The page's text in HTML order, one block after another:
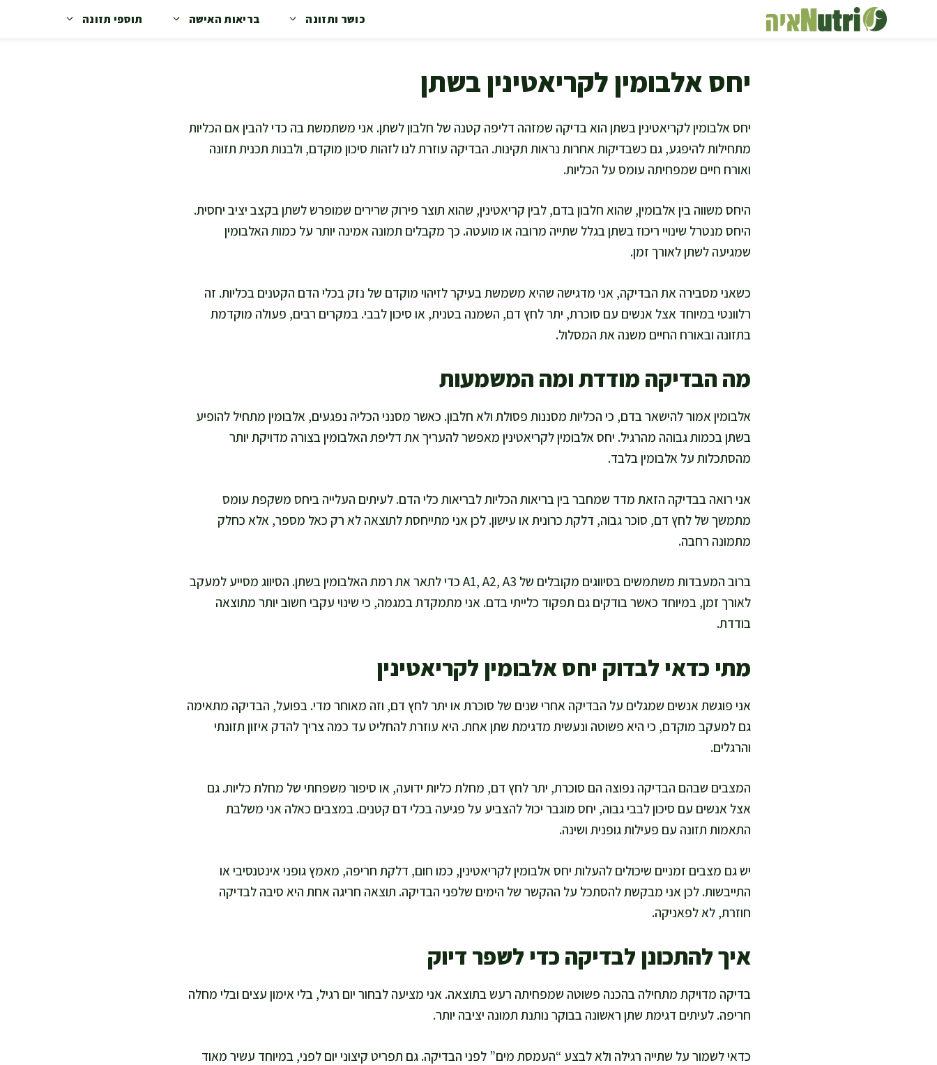
כושר ותזונה בריאות האישה תוספי תזונה
יחס אלבומין לקריאטינין בשתן
יחס אלבומין לקריאטינין בשתן הוא בדיקה שמזהה דליפה קטנה של חלבון לשתן. אני משתמשת בה כדי להבין אם הכליות
מתחילות להיפגע, גם כשבדיקות אחרות נראות תקינות. הבדיקה עוזרת לנו לזהות סיכון מוקדם, ולבנות תכנית תזונה
ואורח חיים שמפחיתה עומס על הכליות.
היחס משווה בין אלבומין, שהוא חלבון בדם, לבין קריאטינין, שהוא תוצר פירוק שרירים שמופרש לשתן בקצב יציב יחסית.
היחס מנטרל שינויי ריכוז בשתן בגלל שתייה מרובה או מועטה. כך מקבלים תמונה אמינה יותר על כמות האלבומין
שמגיעה לשתן לאורך זמן.
כשאני מסבירה את הבדיקה, אני מדגישה שהיא משמשת בעיקר לזיהוי מוקדם של נזק בכלי הדם הקטנים בכליות. זה
רלוונטי במיוחד אצל אנשים עם סוכרת, יתר לחץ דם, השמנה בטנית, או סיכון לבבי. במקרים רבים, פעולה מוקדמת
בתזונה ובאורח החיים משנה את המסלול.
מה הבדיקה מודדת ומה המשמעות
אלבומין אמור להישאר בדם, כי הכליות מסננות פסולת ולא חלבון. כאשר מסנני הכליה נפגעים, אלבומין מתחיל להופיע
בשתן בכמות גבוהה מהרגיל. יחס אלבומין לקריאטינין מאפשר להעריך את דליפת האלבומין בצורה מדויקת יותר
מהסתכלות על אלבומין בלבד.
אני רואה בבדיקה הזאת מדד שמחבר בין בריאות הכליות לבריאות כלי הדם. לעיתים העלייה ביחס משקפת עומס
מתמשך של לחץ דם, סוכר גבוה, דלקת כרונית או עישון. לכן אני מתייחסת לתוצאה לא רק כאל מספר, אלא כחלק
מתמונה רחבה.
ברוב המעבדות משתמשים בסיווגים מקובלים של A1, A2, A3 כדי לתאר את רמת האלבומין בשתן. הסיווג מסייע למעקב
לאורך זמן, במיוחד כאשר בודקים גם תפקוד כלייתי בדם. אני מתמקדת במגמה, כי שינוי עקבי חשוב יותר מתוצאה
בודדת.
מתי כדאי לבדוק יחס אלבומין לקריאטינין
אני פוגשת אנשים שמגלים על הבדיקה אחרי שנים של סוכרת או יתר לחץ דם, וזה מאוחר מדי. בפועל, הבדיקה מתאימה
גם למעקב מוקדם, כי היא פשוטה ונעשית מדגימת שתן אחת. היא עוזרת להחליט עד כמה צריך להדק איזון תזונתי
והרגלים.
המצבים שבהם הבדיקה נפוצה הם סוכרת, יתר לחץ דם, מחלת כליות ידועה, או סיפור משפחתי של מחלת כליות. גם
אצל אנשים עם סיכון לבבי גבוה, יחס מוגבר יכול להצביע על פגיעה בכלי דם קטנים. במצבים כאלה אני משלבת
התאמות תזונה עם פעילות גופנית ושינה.
יש גם מצבים זמניים שיכולים להעלות יחס אלבומין לקריאטינין, כמו חום, דלקת חריפה, מאמץ גופני אינטנסיבי או
התייבשות. לכן אני מבקשת להסתכל על ההקשר של הימים שלפני הבדיקה. תוצאה חריגה אחת היא סיבה לבדיקה
חוזרת, לא לפאניקה.
איך להתכונן לבדיקה כדי לשפר דיוק
בדיקה מדויקת מתחילה בהכנה פשוטה שמפחיתה רעש בתוצאה. אני מציעה לבחור יום רגיל, בלי אימון עצים ובלי מחלה
חריפה. לעיתים דגימת שתן ראשונה בבוקר נותנת תמונה יציבה יותר.
כדאי לשמור על שתייה רגילה ולא לבצע “העמסת מים” לפני הבדיקה. גם תפריט קיצוני יום לפני, במיוחד עשיר מאוד